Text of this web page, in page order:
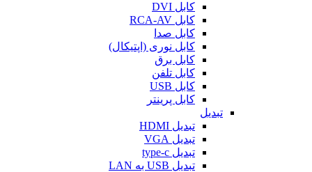
کابل DVI
کابل RCA-AV
کابل صدا
کابل نوری (اپتیکال)
کابل برق
کابل تلفن
کابل USB
کابل پرینتر
تبدیل
تبدیل HDMI
تبدیل VGA
تبدیل type-c
تبدیل USB به LAN